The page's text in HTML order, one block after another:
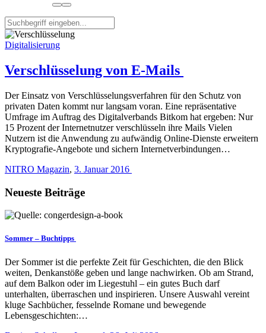
Digitalisierung
Verschlüsselung von E-Mails
Der Einsatz von Verschlüsselungsverfahren für den Schutz von
privaten Daten kommt nur langsam voran. Eine repräsentative
Umfrage im Auftrag des Digitalverbands Bitkom hat ergeben: Nur
15 Prozent der Internetnutzer verschlüsseln ihre Mails Vielen
Nutzern ist die Anwendung zu aufwändig Online-Dienste erweitern
Kryptografie-Angebote und sichern Internetverbindungen…
NITRO Magazin, 3. Januar 2016
Neueste Beiträge
Sommer – Buchtipps
Der Sommer ist die perfekte Zeit für Geschichten, die den Blick
weiten, Denkanstöße geben und lange nachwirken. Ob am Strand,
auf dem Balkon oder im Liegestuhl – ein gutes Buch darf
unterhalten, überraschen und inspirieren. Unsere Auswahl vereint
kluge Sachbücher, fesselnde Romane und bewegende
Lebensgeschichten:…